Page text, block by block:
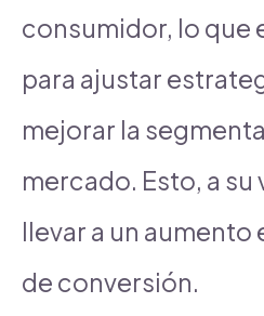
consumidor, lo que
para ajustar
mejorar la
mercado. Esto, a su
llevar a un aumento
de conversión.